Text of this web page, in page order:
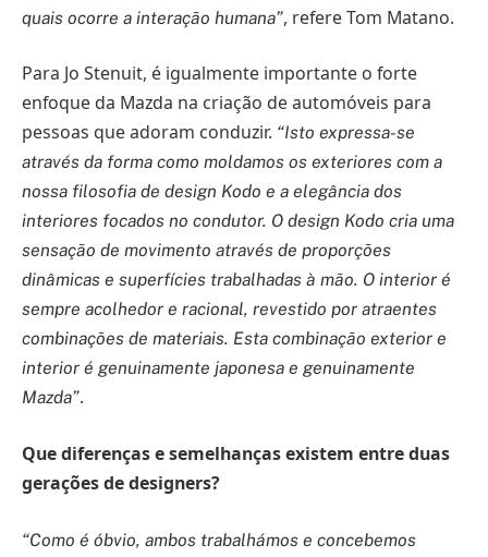
quais ocorre a interação humana”, refere Tom Matano.
Para Jo Stenuit, é igualmente importante o forte
enfoque da Mazda na criação de automóveis para
pessoas que adoram conduzir. “Isto expressa-se
através da forma como moldamos os exteriores com a
nossa filosofia de design Kodo e a elegância dos
interiores focados no condutor. O design Kodo cria uma
sensação de movimento através de proporções
dinâmicas e superfícies trabalhadas à mão. O interior é
sempre acolhedor e racional, revestido por atraentes
combinações de materiais. Esta combinação exterior e
interior é genuinamente japonesa e genuinamente
Mazda”.
Que diferenças e semelhanças existem entre duas
gerações de designers?
“Como é óbvio, ambos trabalhámos e concebemos